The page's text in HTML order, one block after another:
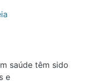
saúde têm sido
e